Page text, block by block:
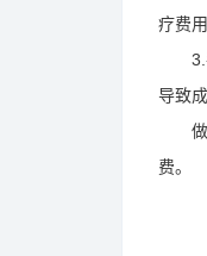
疗费
3.手
导致
做试
费。